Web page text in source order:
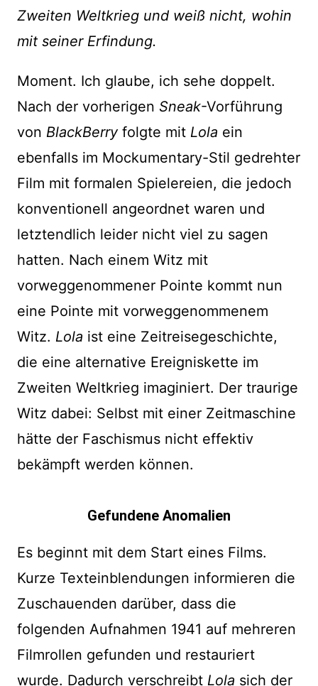
Zweiten Weltkrieg und weiß nicht, wohin
mit seiner Erfindung.
Moment. Ich glaube, ich sehe doppelt.
Nach der vorherigen Sneak-Vorführung
von BlackBerryfolgte mit Lola ein
ebenfalls im Mockumentary-Stil gedrehter
Film mit formalen Spielereien, die jedoch
konventionell angeordnet waren und
letztendlich leider nicht viel zu sagen
hatten. Nach einem Witz mit
vorweggenommener Pointe kommt nun
eine Pointe mit vorweggenommenem
Witz. Lola ist eine Zeitreisegeschichte,
die eine alternative Ereigniskette im
Zweiten Weltkrieg imaginiert. Der traurige
Witz dabei: Selbst mit einer Zeitmaschine
hätte der Faschismus nicht effektiv
bekämpft werden können.
Gefundene Anomalien
Es beginnt mit dem Start eines Films.
Kurze Texteinblendungen informieren die
Zuschauenden darüber, dass die
folgenden Aufnahmen 1941 auf mehreren
Filmrollen gefunden und restauriert
wurde. Dadurch verschreibt Lola sich der